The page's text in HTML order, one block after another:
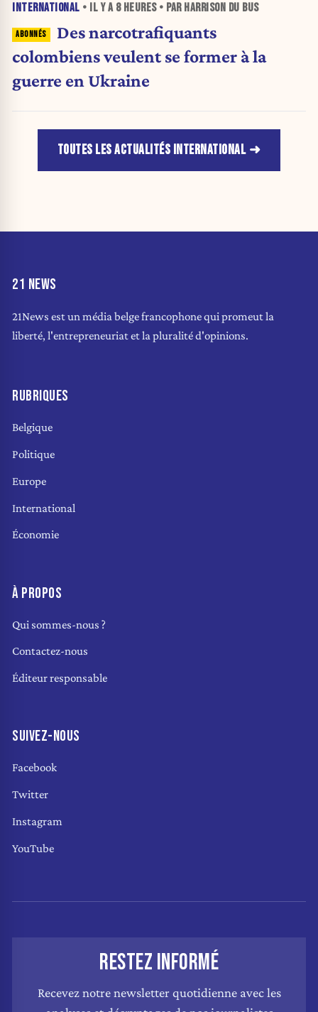
INTERNATIONAL • IL Y A 8 HEURES• PAR HARRISON DU BUS
Des narcotrafiquants
colombiens veulent se former à la
guerre en Ukraine
TOUTES LES ACTUALITÉS INTERNATIONAL
21 NEWS
21News est un média belge francophone qui promeut la
liberté, l'entrepreneuriat et la pluralité d'opinions.
RUBRIQUES
Belgique
Politique
Europe
International
Économie
À PROPOS
Qui sommes-nous ?
Contactez-nous
Éditeur responsable
SUIVEZ-NOUS
Facebook
Twitter
Instagram
YouTube
RESTEZ INFORMÉ
Recevez notre newsletter quotidienne avec les